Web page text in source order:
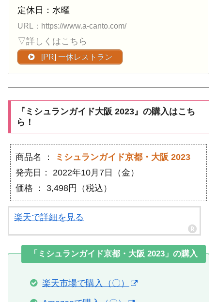
定休日：水曜
URL：https://www.a-canto.com/
▽詳しくはこちら
[PR] 一休レストラン
『ミシュランガイド大阪 2023』の購入はこち
ら！
商品名 ：
ミシュランガイド京都・大阪 2023
発売日： 2022年10月7日（金）
価格 ： 3,498円（税込）
楽天で詳細を見る
「ミシュランガイド京都・大阪 2023」の購入
楽天市場で購入（〇）